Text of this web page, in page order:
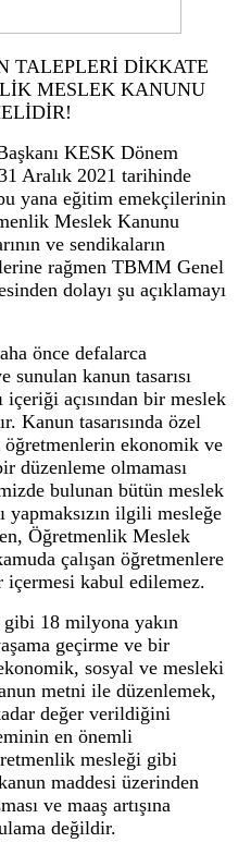
TALEPLERİ DİKKATE
MESLEK KANUNU
KESK Dönem
Aralık 2021 tarihinde
yana eğitim emekçilerinin
Meslek Kanunu
ve sendikaların
rağmen TBMM Genel
dolayı şu açıklamayı
önce defalarca
kanun tasarısı
içeriği açısından bir meslek
Kanun tasarısında özel
ekonomik ve
düzenleme olmaması
bulunan bütün meslek
yapmaksızın ilgili mesleğe
Öğretmenlik Meslek
çalışan öğretmenlere
içermesi kabul edilemez.
18 milyona yakın
geçirme ve bir
sosyal ve mesleki
metni ile düzenlemek,
değer verildiğini
en önemli
mesleği gibi
maddesi üzerinden
ve maaş artışına
değildir.